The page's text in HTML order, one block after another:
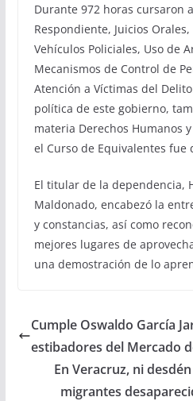
Durante 972 horas cursaron
Respondiente, Juicios
Vehículos Policiales, Uso de
Mecanismos de Control de
Atención a Víctimas del
política de este gobierno,
materia Derechos Humanos
el Curso de Equivalentes fue
El titular de la dependencia,
Maldonado, encabezó la
y constancias, así como
mejores lugares de
una demostración de lo
Cumple Oswaldo García
estibadores del Mercado
En Veracruz, ni
migrantes